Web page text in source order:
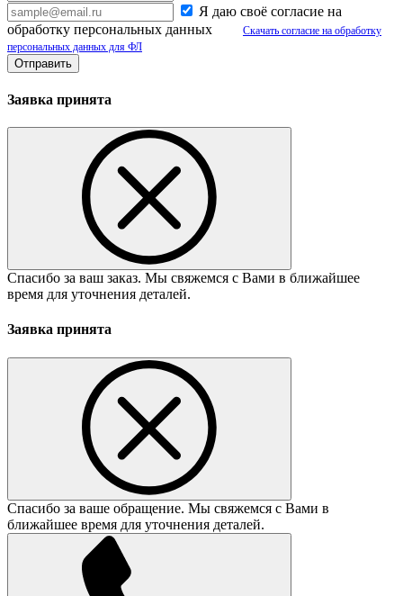
Я даю своё согласие на
обработку персональных данных
Скачать согласие на обработку
персональных данных для ФЛ
Заявка принята
Спасибо за ваш заказ. Мы свяжемся с Вами в ближайшее
время для уточнения деталей.
Заявка принята
Спасибо за ваше обращение. Мы свяжемся с Вами в
ближайшее время для уточнения деталей.